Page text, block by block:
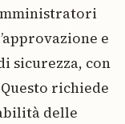
e
sicurezza, con
richiede
delle